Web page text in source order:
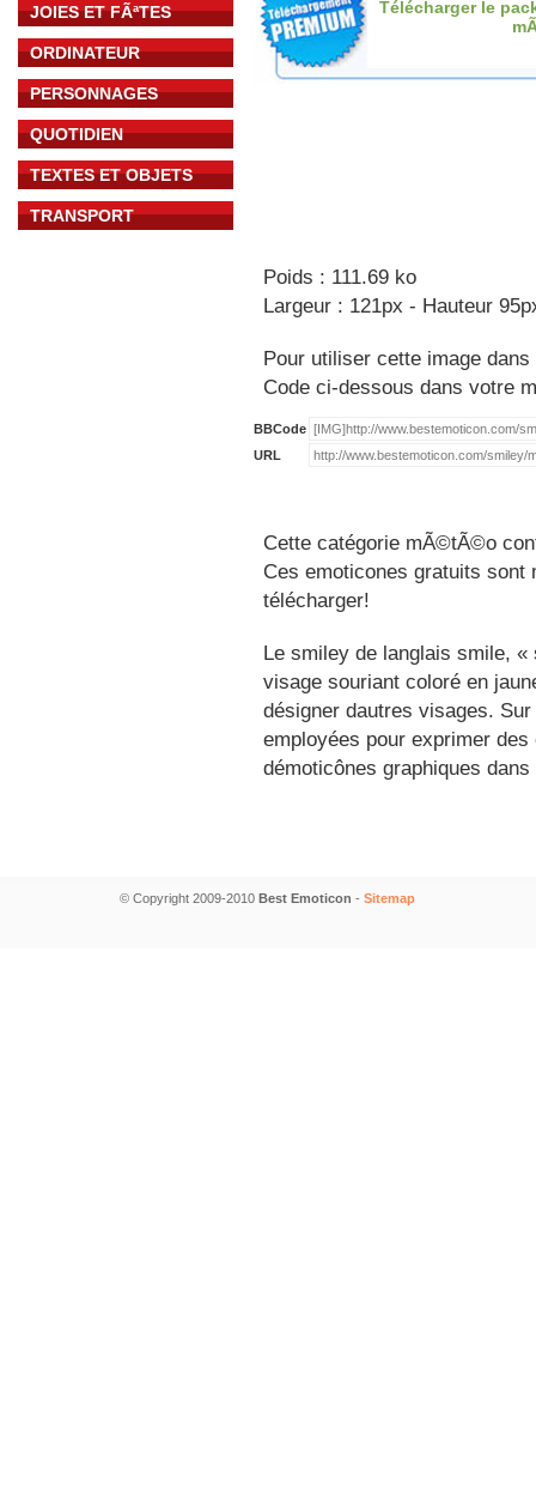
JOIES ET FÃªTES
ORDINATEUR
PERSONNAGES
QUOTIDIEN
TEXTES ET OBJETS
TRANSPORT
Télécharger le
Poids : 111.69 ko
Largeur : 121px - Hauteur
Pour utiliser cette image
Code ci-dessous dans votre
BBCode
URL
Cette catégorie mÃ©tÃ©o
Ces emoticones gratuits
télécharger!
Le smiley de langlais smile,
visage souriant coloré en
désigner dautres visages.
employées pour exprimer
démoticônes graphiques
© Copyright 2009-2010 Best Emoticon - Sitemap